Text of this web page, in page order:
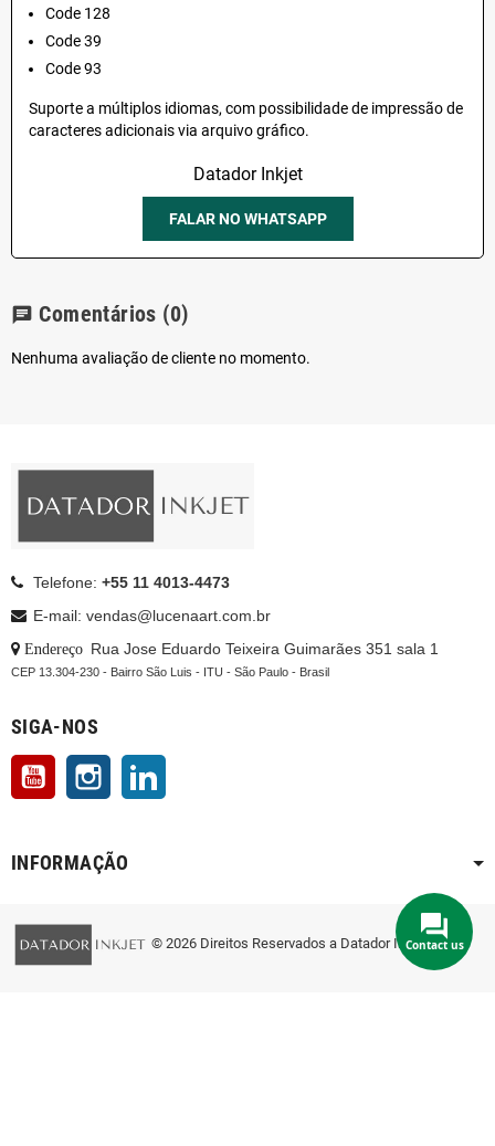
Code 128
Code 39
Code 93
Suporte a múltiplos idiomas, com possibilidade de impressão de
caracteres adicionais via arquivo gráfico.
Datador Inkjet
FALAR NO WHATSAPP
chat Comentários (0)
Nenhuma avaliação de cliente no momento.
Telefone: +55 11 4013-4473
E-mail: vendas@lucenaart.com.br
Endereço
: Rua Jose Eduardo Teixeira Guimarães 351 sala 1
CEP 13.304-230 - Bairro São Luis - ITU - São Paulo - Brasil
SIGA-NOS
YouTube Instagram
INFORMAÇÃO
© 2026 Direitos Reservados a Datador InkjetContact us